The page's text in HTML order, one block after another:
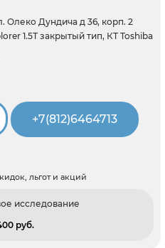
Олеко Дундича д 36, корп. 2
1.5Т закрытый тип, КТ Toshiba
+7(812)6464713
льгот и акций
исследование
pуб.